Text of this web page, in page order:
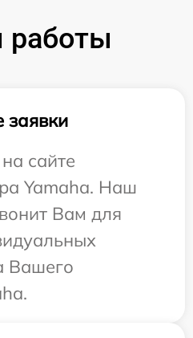
работы
сайте
Yamaha. Наш
Вам для
Вашего